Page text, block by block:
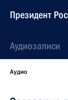
Президент
Аудиозаписи
Аудио